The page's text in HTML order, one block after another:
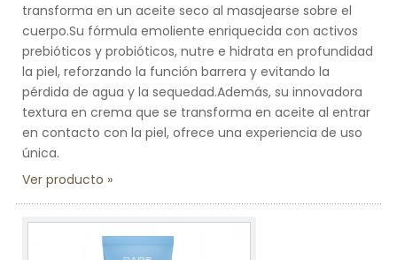
transforma en un aceite seco al masajearse sobre el
cuerpo.Su fórmula emoliente enriquecida con activos
prebióticos y probióticos, nutre e hidrata en profundidad
la piel, reforzando la función barrera y evitando la
pérdida de agua y la sequedad.Además, su innovadora
textura en crema que se transforma en aceite al entrar
en contacto con la piel, ofrece una experiencia de uso
única.
Ver producto